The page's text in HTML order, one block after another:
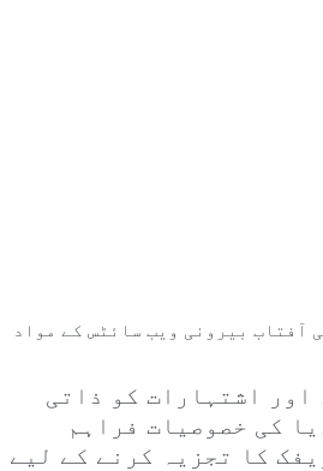
ڈیلی آفتاب بیرونی ویب سائٹس کے مواد
اور اشتہارات کو ذاتی
کی خصوصیات فراہم
کا تجزیہ کرنے کے لیے